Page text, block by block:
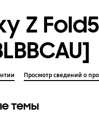
Z
Просмотр сведений о
темы